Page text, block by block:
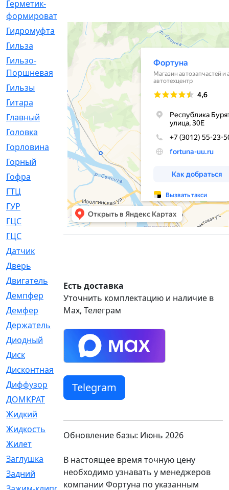
Герметик-
формирователь
Гидромуфта
[47]
Гильза
[56]
Гильзо-
Поршневая
[13]
Гильзы
[259]
Гитара
[7]
Главный
[29]
Головка
[28]
Горловина
[14]
Горный
[1]
Гофра
[86]
ГТЦ
ГУР
[34]
ГЦC
[6]
ГЦС
[74]
Датчик
Дверь
Двигатель
Демпфер
[2]
Демфер
[1]
Держатель
Диодный
[3]
Диск
[418]
Дисконтная
Диффузор
[1]
ДОМКРАТ
[1]
Жидкий
Жидкость
Жилет
Заглушка
[21]
Задний
[528]
Есть доставка
Уточнить комплектацию и наличие в
Max, Телеграм
Telegram
Обновление базы: Июнь 2026
В настоящее время точную цену
необходимо узнавать у менеджеров
компании Фортуна по указанным